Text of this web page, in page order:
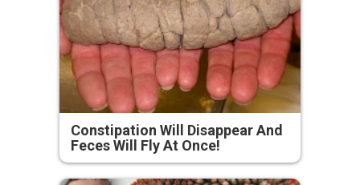
Constipation Will Disappear And
Feces Will Fly At Once!